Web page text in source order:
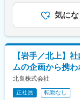
【業務概要】
・提案資料作成
・新規訪問
【その他補足情
・長期間の研修
全く無い方でも
・正社員登用は
＞※給与詳細は
回■賞与：年2
経験7年賃金は
る可能性があり
気に
【岩手／北上】
ムの企画から携
北良株式会社
正社員 転勤なし